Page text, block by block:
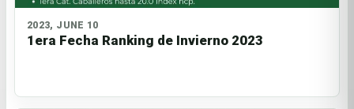
2023, JUNE 10
1era Fecha Ranking de Invierno 2023